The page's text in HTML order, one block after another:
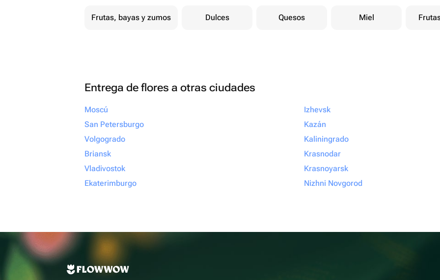
Frutas, bayas y zumos Dulces Quesos Miel
Entrega de flores a otras ciudades
Moscú
San Petersburgo
Volgogrado
Briansk
Vladivostok
Ekaterimburgo
Izhevsk
Kazán
Kaliningrado
Krasnodar
Krasnoyarsk
Nizhni Novgorod